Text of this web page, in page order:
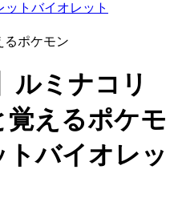
トバイオレット
るポケモン
ルミナコリ
覚えるポケモ
バイオレッ